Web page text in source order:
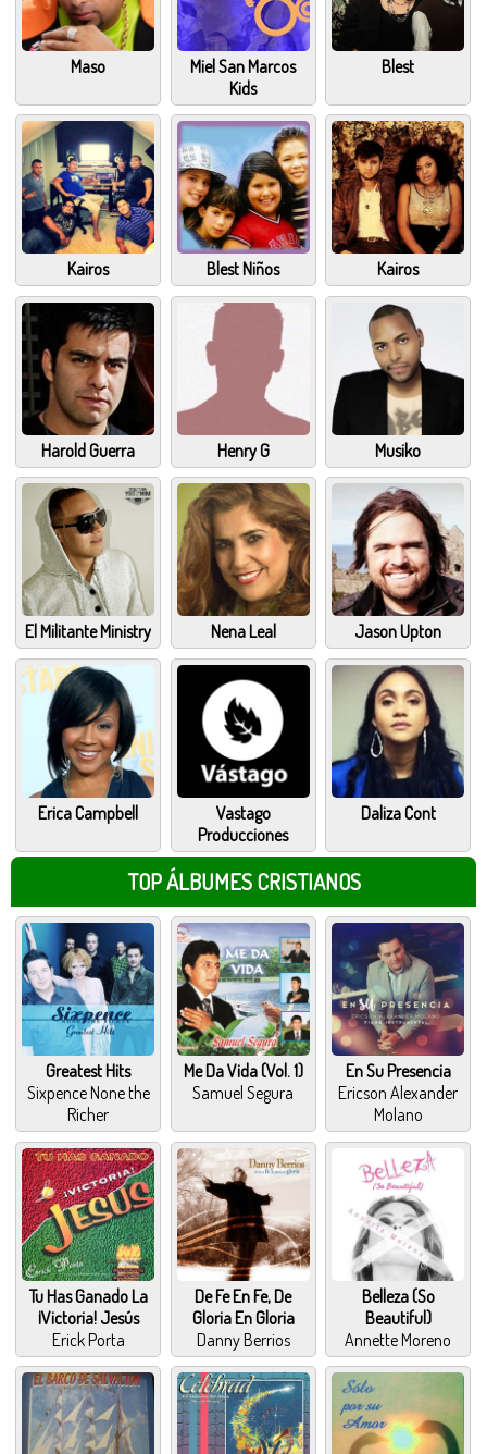
Maso
Miel San Marcos
Kids
Blest
Kairos Blest Niños Kairos
Harold Guerra Henry G Musiko
El Militante Ministry Nena Leal Jason Upton
Erica Campbell
Vastago
Producciones
Daliza Cont
TOP ÁLBUMES CRISTIANOS
Greatest Hits
Sixpence None the
Richer
Me Da Vida (Vol. 1)
Samuel Segura
En Su Presencia
Ericson Alexander
Molano
Tu Has Ganado La
¡Victoria! Jesús
Erick Porta
De Fe En Fe, De
Gloria En Gloria
Danny Berrios
Belleza (So
Beautiful)
Annette Moreno